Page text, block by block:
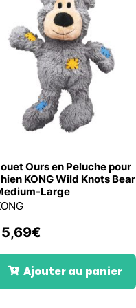
Ours en Peluche pour
KONG Wild Knots Bear
Large
€
Ajouter au panier